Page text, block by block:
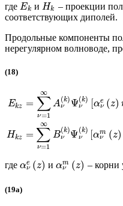
где Ek и Hk – проекции
соответствующих диполей.
Продольные компоненты
нерегулярном волноводе,
(18)
Ekz = ∑
ν=1
∞
A
(k)
ν Ψ(k)
ν αe
ν (z)
Hkz = ∑
ν=1
∞
B
(k)
ν Ψ(k)
ν [αm
ν (z)
где αe
ν (z) иαm
ν (z) – корни
(19а)